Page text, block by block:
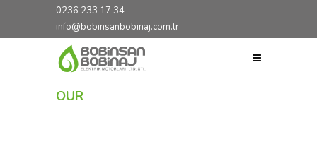
0236 233 17 34 -
info@bobinsanbobinaj.com.tr
OUR